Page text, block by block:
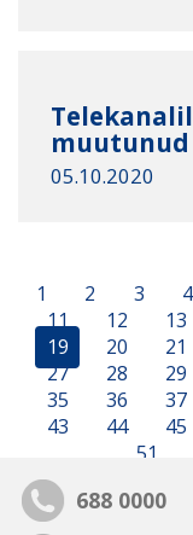
05.10.2020
1 2 3 4
11
12 13
19
20 21
27
28 29
35
36 37
43
44 45
51
688 0000